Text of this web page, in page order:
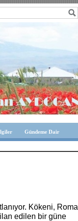
Gündeme Dair
Kökeni, Roma
ilan edilen bir güne